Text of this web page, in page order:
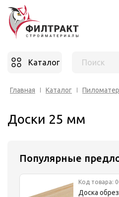
Каталог Поиск
Главная Каталог
Доски 25 мм
Популярные
Код товара:
Доска